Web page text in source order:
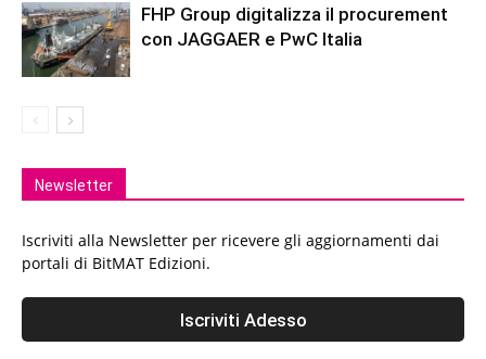
FHP Group digitalizza il procurement
con JAGGAER e PwC Italia
Newsletter
Iscriviti alla Newsletter per ricevere gli aggiornamenti dai
portali di BitMAT Edizioni.